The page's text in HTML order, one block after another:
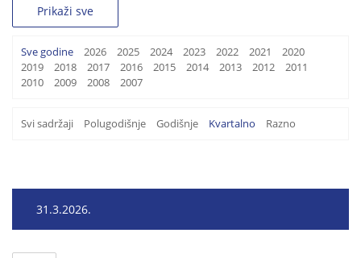
Prikaži sve
Sve godine 2026 2025 2024 2023 2022 2021
2020
2019
2018 2017 2016 2015 2014 2013 2012
2011
2010
2009 2008 2007
Svi sadržaji Polugodišnje Godišnje Kvartalno Razno
31.3.2026.